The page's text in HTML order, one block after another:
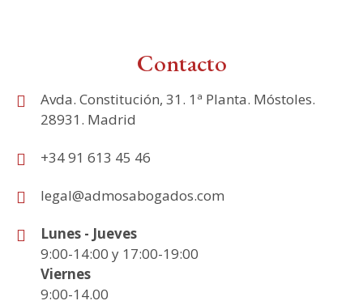
Contacto
Avda. Constitución, 31. 1ª Planta. Móstoles.
28931. Madrid
+34 91 613 45 46
legal@admosabogados.com
Lunes - Jueves
9:00-14:00 y 17:00-19:00
Viernes
9:00-14.00